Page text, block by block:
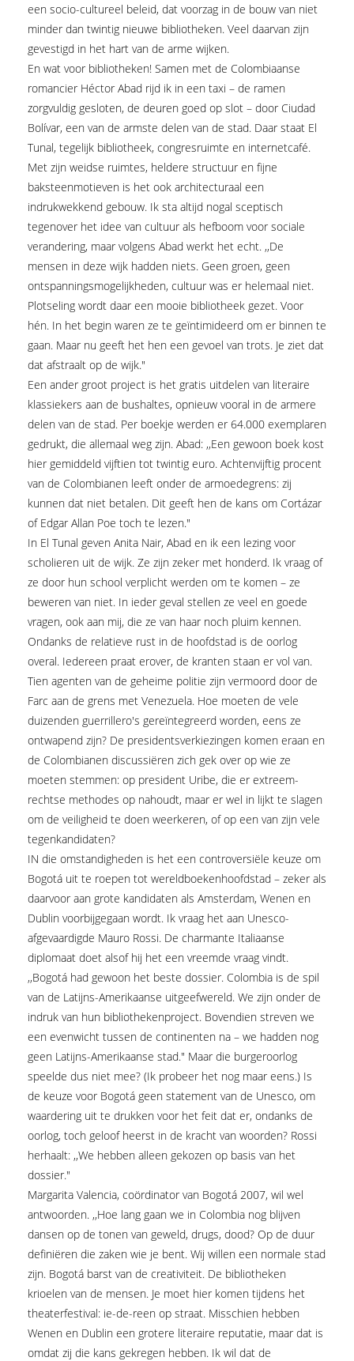
een socio-cultureel beleid, dat voorzag in de bouw van niet
minder dan twintig nieuwe bibliotheken. Veel daarvan zijn
gevestigd in het hart van de arme wijken.
En wat voor bibliotheken! Samen met de Colombiaanse
romancier Héctor Abad rijd ik in een taxi – de ramen
zorgvuldig gesloten, de deuren goed op slot – door Ciudad
Bolívar, een van de armste delen van de stad. Daar staat El
Tunal, tegelijk bibliotheek, congresruimte en internetcafé.
Met zijn weidse ruimtes, heldere structuur en fijne
baksteenmotieven is het ook architecturaal een
indrukwekkend gebouw. Ik sta altijd nogal sceptisch
tegenover het idee van cultuur als hefboom voor sociale
verandering, maar volgens Abad werkt het echt. ,,De
mensen in deze wijk hadden niets. Geen groen, geen
ontspanningsmogelijkheden, cultuur was er helemaal niet.
Plotseling wordt daar een mooie bibliotheek gezet. Voor
hén. In het begin waren ze te geïntimideerd om er binnen te
gaan. Maar nu geeft het hen een gevoel van trots. Je ziet dat
dat afstraalt op de wijk."
Een ander groot project is het gratis uitdelen van literaire
klassiekers aan de bushaltes, opnieuw vooral in de armere
delen van de stad. Per boekje werden er 64.000 exemplaren
gedrukt, die allemaal weg zijn. Abad: ,,Een gewoon boek kost
hier gemiddeld vijftien tot twintig euro. Achtenvijftig procent
van de Colombianen leeft onder de armoedegrens: zij
kunnen dat niet betalen. Dit geeft hen de kans om Cortázar
of Edgar Allan Poe toch te lezen."
In El Tunal geven Anita Nair, Abad en ik een lezing voor
scholieren uit de wijk. Ze zijn zeker met honderd. Ik vraag of
ze door hun school verplicht werden om te komen – ze
beweren van niet. In ieder geval stellen ze veel en goede
vragen, ook aan mij, die ze van haar noch pluim kennen.
Ondanks de relatieve rust in de hoofdstad is de oorlog
overal. Iedereen praat erover, de kranten staan er vol van.
Tien agenten van de geheime politie zijn vermoord door de
Farc aan de grens met Venezuela. Hoe moeten de vele
duizenden guerrillero's gereïntegreerd worden, eens ze
ontwapend zijn? De presidentsverkiezingen komen eraan en
de Colombianen discussiëren zich gek over op wie ze
moeten stemmen: op president Uribe, die er extreem-
rechtse methodes op nahoudt, maar er wel in lijkt te slagen
om de veiligheid te doen weerkeren, of op een van zijn vele
tegenkandidaten?
IN die omstandigheden is het een controversiële keuze om
Bogotá uit te roepen tot wereldboekenhoofdstad – zeker als
daarvoor aan grote kandidaten als Amsterdam, Wenen en
Dublin voorbijgegaan wordt. Ik vraag het aan Unesco-
afgevaardigde Mauro Rossi. De charmante Italiaanse
diplomaat doet alsof hij het een vreemde vraag vindt.
,,Bogotá had gewoon het beste dossier. Colombia is de spil
van de Latijns-Amerikaanse uitgeefwereld. We zijn onder de
indruk van hun bibliothekenproject. Bovendien streven we
een evenwicht tussen de continenten na – we hadden nog
geen Latijns-Amerikaanse stad." Maar die burgeroorlog
speelde dus niet mee? (Ik probeer het nog maar eens.) Is
de keuze voor Bogotá geen statement van de Unesco, om
waardering uit te drukken voor het feit dat er, ondanks de
oorlog, toch geloof heerst in de kracht van woorden? Rossi
herhaalt: ,,We hebben alleen gekozen op basis van het
dossier."
Margarita Valencia, coördinator van Bogotá 2007, wil wel
antwoorden. ,,Hoe lang gaan we in Colombia nog blijven
dansen op de tonen van geweld, drugs, dood? Op de duur
definiëren die zaken wie je bent. Wij willen een normale stad
zijn. Bogotá barst van de creativiteit. De bibliotheken
krioelen van de mensen. Je moet hier komen tijdens het
theaterfestival: ie-de-reen op straat. Misschien hebben
Wenen en Dublin een grotere literaire reputatie, maar dat is
omdat zij die kans gekregen hebben. Ik wil dat de